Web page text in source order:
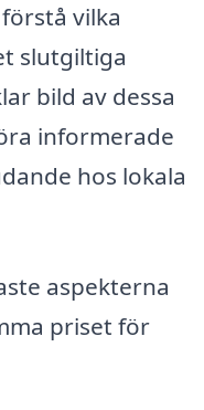
vilka
slutgiltiga
bild av dessa
informerade
hos lokala
aspekterna
priset för